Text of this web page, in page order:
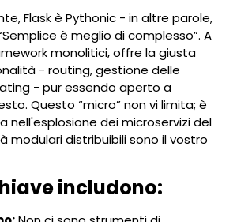
Flask è Pythonic - in altre parole,
è meglio di complesso”. A
monolitici, offre la giusta
- routing, gestione delle
- pur essendo aperto a
Questo “micro” non vi limita; è
nell'esplosione dei microservizi del
modulari distribuibili sono il vostro
includono: